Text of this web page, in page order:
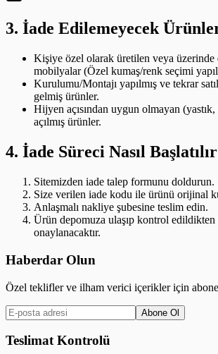
3. İade Edilemeyecek
Kişiye özel olarak üretilen veya üzerinde
mobilyalar (Özel kumaş/renk seçimi
Kurulumu/Montajı yapılmış ve tekrar
gelmiş ürünler.
Hijyen açısından uygun olmayan
açılmış ürünler.
4. İade Süreci Nasıl
Sitemizden iade talep formunu doldurun.
Size verilen iade kodu ile ürünü orijinal
Anlaşmalı nakliye şubesine teslim edin.
Ürün depomuza ulaşıp kontrol edildikten
onaylanacaktır.
Haberdar Olun
Özel teklifler ve ilham verici içerikler için
Abone Ol
Teslimat Kontrolü